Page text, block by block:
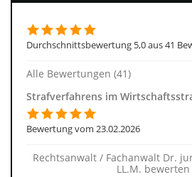
Durchschnittsbewertung 5,0 aus 41
Alle Bewertungen (41)
Strafverfahrens im
Bewertung vom 23.02.2026
Rechtsanwalt / Fachanwalt Dr.
LL.M. bewerten